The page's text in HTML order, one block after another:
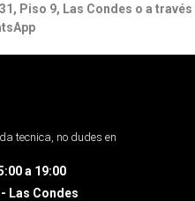
Piso 9, Las Condes o a través
tecnica, no dudes en
a 19:00
Las Condes